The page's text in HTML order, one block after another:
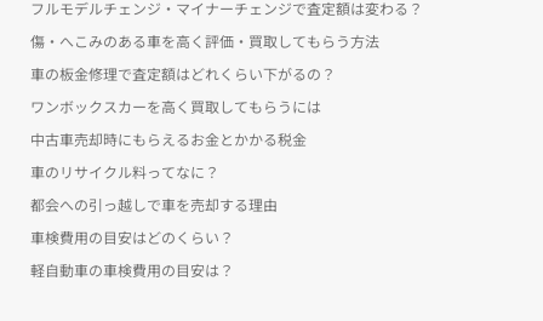
フルモデルチェンジ・マイナーチェンジで査定額は変わる？
傷・へこみのある車を高く評価・買取してもらう方法
車の板金修理で査定額はどれくらい下がるの？
ワンボックスカーを高く買取してもらうには
中古車売却時にもらえるお金とかかる税金
車のリサイクル料ってなに？
都会への引っ越しで車を売却する理由
車検費用の目安はどのくらい？
軽自動車の車検費用の目安は？